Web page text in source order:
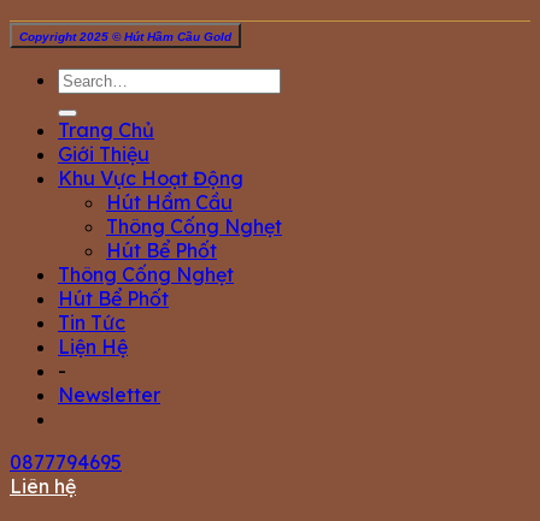
Copyright 2025 © Hút Hầm Cầu Gold
Trang Chủ
Giới Thiệu
Khu Vực Hoạt Động
Hút Hầm Cầu
Thông Cống Nghẹt
Hút Bể Phốt
Thông Cống Nghẹt
Hút Bể Phốt
Tin Tức
Liện Hệ
-
Newsletter
0877794695
Liên hệ